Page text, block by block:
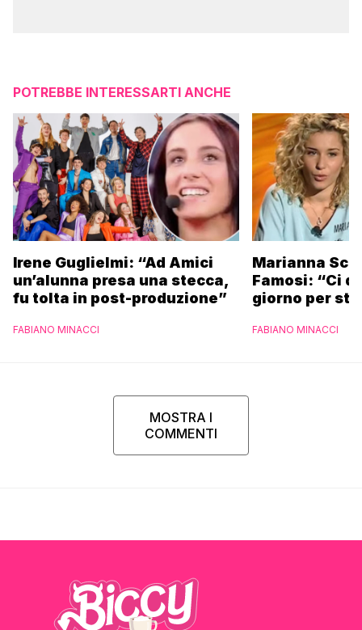
POTREBBE INTERESSARTI ANCHE
Irene Guglielmi: “Ad Amici
un’alunna presa una stecca,
fu tolta in post-produzione”
FABIANO MINACCI
Marianna
Famosi: “Ci
giorno per
FABIANO MINACCI
MOSTRA I
COMMENTI